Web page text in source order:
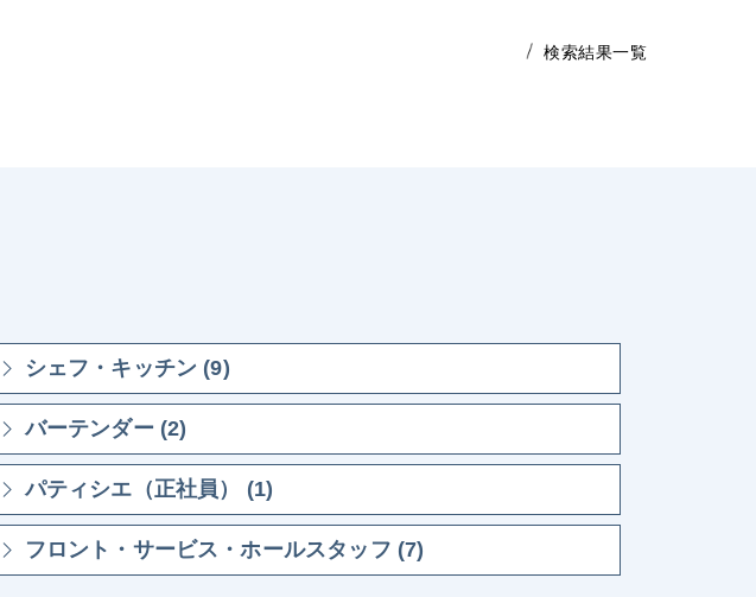
検索結果一覧
シェフ・キッチン (9)
バーテンダー (2)
パティシエ（正社員） (1)
フロント・サービス・ホールスタッフ (7)